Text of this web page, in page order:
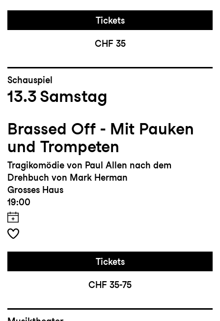
Tickets
CHF 35
Schauspiel
13.3 Samstag
Brassed Off - Mit Pauken
und Trompeten
Tragikomödie von Paul Allen nach dem
Drehbuch von Mark Herman
Grosses Haus
19:00
Tickets
CHF 35-75